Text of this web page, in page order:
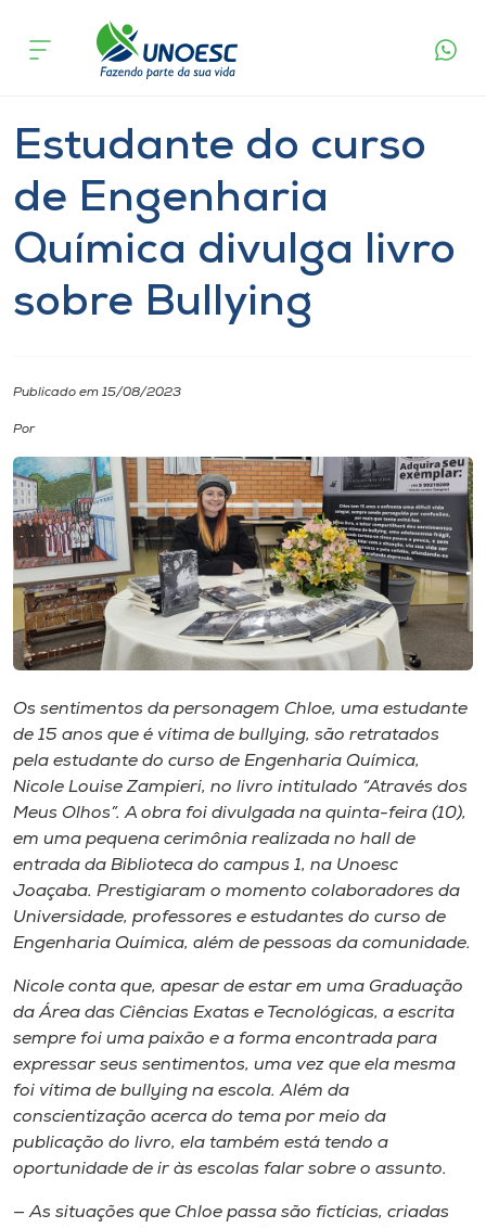
Cursos
Pesquisa
Atendimento ao Estudante
Portal de Ensino
Internacionalização
I.nova
Diplomados
Cultura
CPA
Biblioteca
Editora
Rádio
Museu
Unoesc
Store
Selecione
acontece
Estudante
Estudante do curso
de Engenharia
Química divulga livro
sobre Bullying
Publicado em 15/08/2023
Por
Os sentimentos da personagem Chloe, uma estudante
de 15 anos que é vítima de bullying, são retratados
pela estudante do curso de Engenharia Química,
Nicole Louise Zampieri, no livro intitulado “Através dos
Meus Olhos”. A obra foi divulgada na quinta-feira (10),
em uma pequena cerimônia realizada no hall de
entrada da Biblioteca do campus 1, na Unoesc
Joaçaba. Prestigiaram o momento colaboradores da
Universidade, professores e estudantes do curso de
Engenharia Química, além de pessoas da comunidade.
Nicole conta que, apesar de estar em uma Graduação
da Área das Ciências Exatas e Tecnológicas, a escrita
sempre foi uma paixão e a forma encontrada para
expressar seus sentimentos, uma vez que ela mesma
foi vítima de bullying na escola. Além da
conscientização acerca do tema por meio da
publicação do livro, ela também está tendo a
oportunidade de ir às escolas falar sobre o assunto.
— As situações que Chloe passa são fictícias, criadas